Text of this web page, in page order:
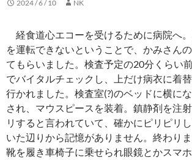
ス
プ
2024 / 6 / 10 NK
経食道心エコーを受けるために病院へ
を運転できないということで、かみさん
てもらいました。検査予定の20分くらい
でバイタルチェックし、上だけ病衣に着
行かれました。検査室(?)のベッドに横に
され、マウスピースを装着。鎮静剤を注
リすると言われていて、確かにピリピリ
いた辺りから記憶がありません。終わりま
靴を履き車椅子に乗せられ眼鏡とかスマ